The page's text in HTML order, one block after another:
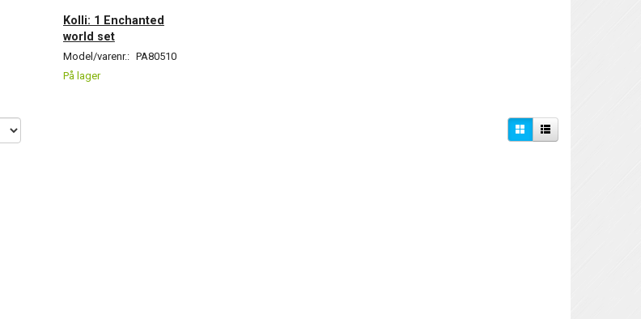
Kolli: 1 Enchanted
world set
Model/varenr.: PA80510
På lager